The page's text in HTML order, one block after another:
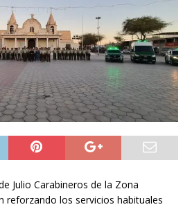
Julio Carabineros de la Zona
reforzando los servicios habituales